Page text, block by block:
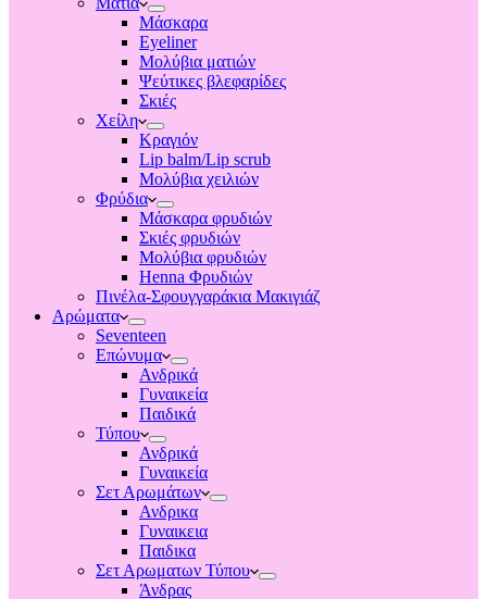
Μάσκαρα
Eyeliner
Μολύβια ματιών
Ψεύτικες βλεφαρίδες
Σκιές
Χείλη
Κραγιόν
Lip balm/Lip scrub
Μολύβια χειλιών
Φρύδια
Μάσκαρα φρυδιών
Σκιές φρυδιών
Μολύβια φρυδιών
Henna Φρυδιών
Πινέλα-Σφουγγαράκια Μακιγιάζ
Αρώματα
Seventeen
Επώνυμα
Ανδρικά
Γυναικεία
Παιδικά
Τύπου
Ανδρικά
Γυναικεία
Σετ Αρωμάτων
Ανδρικα
Γυναικεια
Παιδικα
Σετ Αρωματων Τύπου
Άνδρας